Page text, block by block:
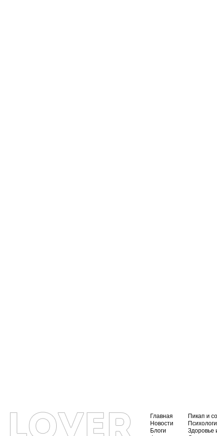
Главная
Новости
Блоги
Пикап и
Здоровье